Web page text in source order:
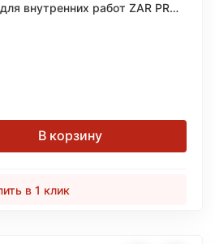
внутренних работ ZAR PRO
В корзину
в 1 клик